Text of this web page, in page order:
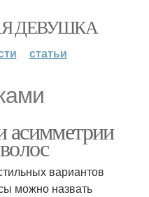
ДЕВУШКА
статьи
асимметрии
вариантов
можно назвать